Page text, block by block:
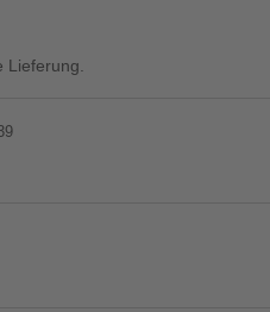
Lieferung.